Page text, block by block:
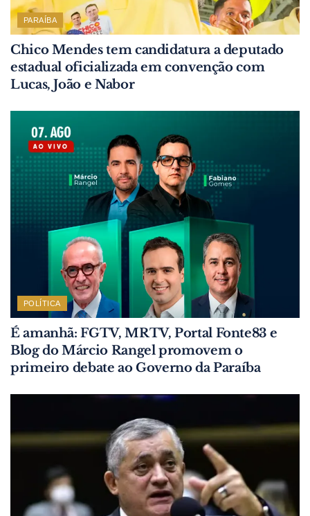
PARAÍBA
Chico Mendes tem candidatura a deputado
estadual oficializada em convenção com
Lucas, João e Nabor
POLÍTICA
É amanhã: FGTV, MRTV, Portal Fonte83 e
Blog do Márcio Rangel promovem o
primeiro debate ao Governo da Paraíba